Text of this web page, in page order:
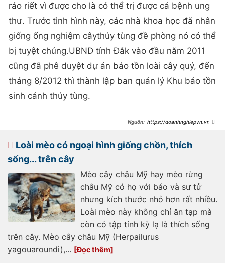
ráo riết vì được cho là có thể trị được cả bệnh ung
thư. Trước tình hình này, các nhà khoa học đã nhân
giống ống nghiệm câythủy tùng đề phòng nó có thể
bị tuyệt chủng.UBND tỉnh Đắk vào đầu năm 2011
cũng đã phê duyệt dự án bảo tồn loài cây quý, đến
tháng 8/2012 thì thành lập ban quản lý Khu bảo tồn
sinh cảnh thủy tùng.
https://doanhnghiepvn.vn/kh
250-trieu-m2-duoc-don-chua-
duoc-benh-ung-
Loài mèo có ngoại hình giống chồn, thích
sống... trên cây
Mèo cây châu Mỹ hay mèo rừng
châu Mỹ có họ với báo và sư tử
nhưng kích thước nhỏ hơn rất nhiều.
Loài mèo này không chỉ ăn tạp mà
còn có tập tính kỳ lạ là thích sống
trên cây. Mèo cây châu Mỹ (Herpailurus
yagouaroundi),...